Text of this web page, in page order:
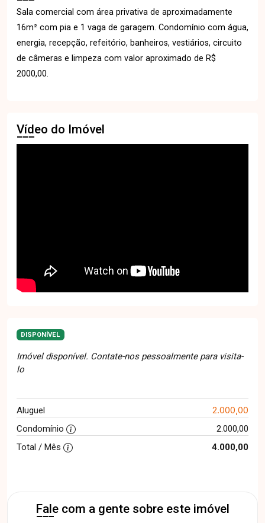
Sala comercial com área privativa de aproximadamente
16m² com pia e 1 vaga de garagem. Condomínio com água,
energia, recepção, refeitório, banheiros, vestiários, circuito
de câmeras e limpeza com valor aproximado de R$
2000,00.
Vídeo do Imóvel
DISPONÍVEL
Imóvel disponível. Contate-nos pessoalmente para visita-
lo
Aluguel 2.000,00
Condomínio
2.000,00
Total / Mês
4.000,00
Fale com a gente sobre este imóvel